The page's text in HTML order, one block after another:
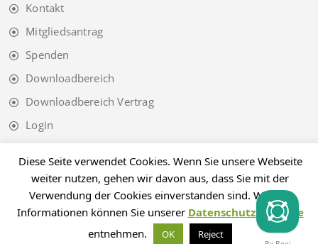
Kontakt
Mitgliedsantrag
Spenden
Downloadbereich
Downloadbereich Vertrag
Login
Datenschutz
Diese Seite verwendet Cookies. Wenn Sie unsere Webseite
weiter nutzen, gehen wir davon aus, dass Sie mit der
Verwendung der Cookies einverstanden sind. Weitere
Informationen können Sie unserer Datenschutzhinweise
entnehmen.
OK Reject